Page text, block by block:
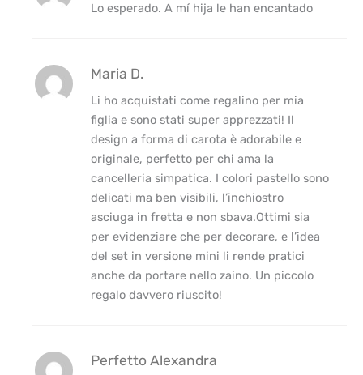
Lo esperado. A mí hija le han encantado
Maria D.
Li ho acquistati come regalino per mia
figlia e sono stati super apprezzati! Il
design a forma di carota è adorabile e
originale, perfetto per chi ama la
cancelleria simpatica. I colori pastello sono
delicati ma ben visibili, l’inchiostro
asciuga in fretta e non sbava.Ottimi sia
per evidenziare che per decorare, e l’idea
del set in versione mini li rende pratici
anche da portare nello zaino. Un piccolo
regalo davvero riuscito!
Perfetto Alexandra